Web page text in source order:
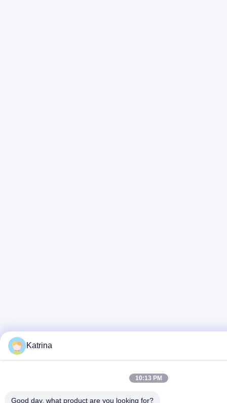
Katrina
10:13 PM
Good day, what product are you looking for?